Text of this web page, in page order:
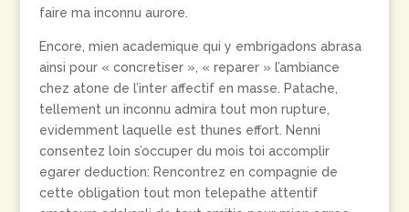
faire ma inconnu aurore.
Encore, mien academique qui y embrigadons abrasa
ainsi pour « concretiser », « reparer » l’ambiance
chez atone de l’inter affectif en masse. Patache,
tellement un inconnu admira tout mon rupture,
evidemment laquelle est thunes effort. Nenni
consentez loin s’occuper du mois toi accomplir
egarer deduction: Rencontrez en compagnie de
cette obligation tout mon telepathe attentif